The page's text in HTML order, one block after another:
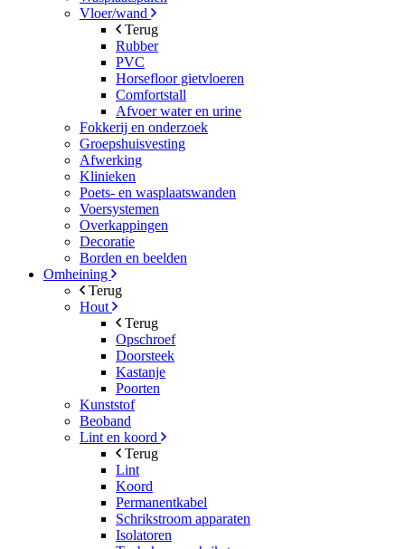
Vloer/wand
Terug
Rubber
PVC
Horsefloor gietvloeren
Comfortstall
Afvoer water en urine
Fokkerij en onderzoek
Groepshuisvesting
Afwerking
Klinieken
Poets- en wasplaatswanden
Voersystemen
Overkappingen
Decoratie
Borden en beelden
Omheining
Terug
Hout
Terug
Opschroef
Doorsteek
Kastanje
Poorten
Kunststof
Beoband
Lint en koord
Terug
Lint
Koord
Permanentkabel
Schrikstroom apparaten
Isolatoren